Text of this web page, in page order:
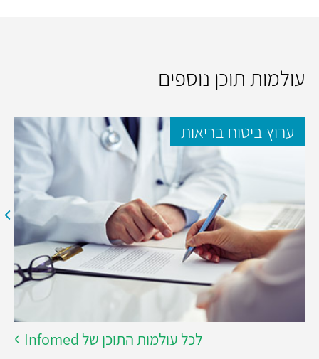
עולמות תוכן נוספים
ערוץ ביטוח בריאות
לכל עולמות התוכן של Infomed